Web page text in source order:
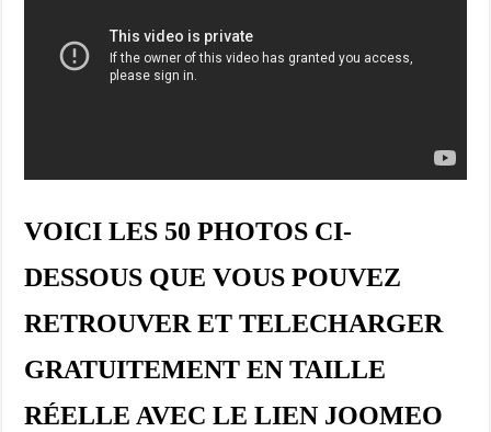
VOICI LES 50 PHOTOS CI-
DESSOUS QUE VOUS POUVEZ
RETROUVER ET TELECHARGER
GRATUITEMENT EN TAILLE
RÉELLE AVEC LE LIEN JOOMEO